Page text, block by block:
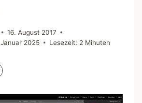
16. August 2017
2025 Lesezeit: 2 Minuten